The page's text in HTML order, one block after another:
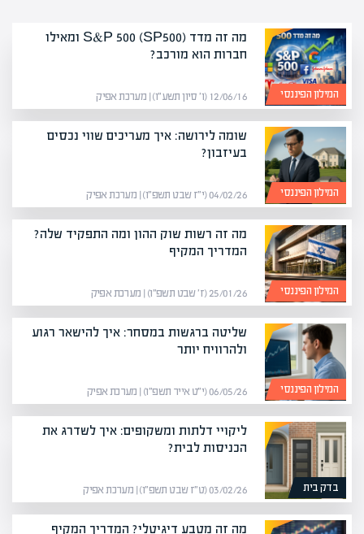
המילון הפיננסי
מה זה מדד S&P 500 (SP500) ומאילו
חברות הוא מורכב?
12/06/16 (ו׳ סיון תשע״ו) | מערכת אפיק
המילון הפיננסי
שומה לירושה: איך מעריכים שווי נכסים
בעיזבון?
04/02/26 (י״ז שבט תשפ״ו) | מערכת אפיק
המילון הפיננסי
מה זה רשות שוק ההון ומה התפקיד שלה?
המדריך המקיף
25/01/26 (ז׳ שבט תשפ״ו) | מערכת אפיק
המילון הפיננסי
שליטה ברגשות במסחר: איך להישאר רגוע
ולהרוויח יותר
06/05/26 (י״ט אייר תשפ״ו) | מערכת אפיק
בדק בית
ליקויי דלתות ומשקופים: איך לשדרג את
הכניסות לבית?
03/02/26 (ט״ז שבט תשפ״ו) | מערכת אפיק
מה זה מטבע דיגיטלי? המדריך המקיף